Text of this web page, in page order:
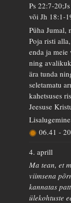
Ps 22:7-
või Jh 18:1-
Püha Jumal,
Poja risti
enda ja
ning
ära tunda
seletamatu
kahetsuses
Jeesuse
06.41 -
4. aprill
Ma tean, et
viimsena
kannatas
ülekohtuste